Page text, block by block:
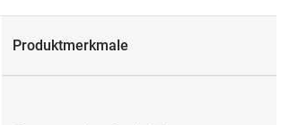
Produktmerkmale